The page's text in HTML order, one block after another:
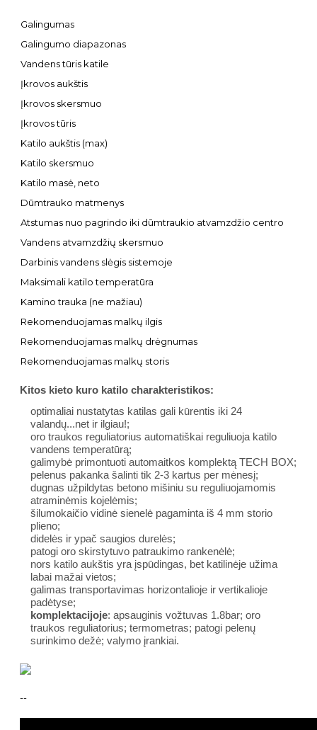
Galingumas
Galingumo diapazonas
Vandens tūris katile
Įkrovos aukštis
Įkrovos skersmuo
Įkrovos tūris
Katilo aukštis (max)
Katilo skersmuo
Katilo masė, neto
Dūmtrauko matmenys
Atstumas nuo pagrindo iki dūmtraukio atvamzdžio centro
Vandens atvamzdžių skersmuo
Darbinis vandens slėgis sistemoje
Maksimali katilo temperatūra
Kamino trauka (ne mažiau)
Rekomenduojamas malkų ilgis
Rekomenduojamas malkų drėgnumas
Rekomenduojamas malkų storis
Kitos kieto kuro katilo charakteristikos:
optimaliai nustatytas katilas gali kūrentis iki 24
valandų...net ir ilgiau!;
oro traukos reguliatorius automatiškai reguliuoja katilo
vandens temperatūrą;
galimybė primontuoti automaitkos komplektą TECH BOX;
pelenus pakanka šalinti tik 2-3 kartus per mėnesį;
dugnas užpildytas betono mišiniu su reguliuojamomis
atraminėmis kojelėmis;
šilumokaičio vidinė sienelė pagaminta iš 4 mm storio
plieno;
didelės ir ypač saugios durelės;
patogi oro skirstytuvo patraukimo rankenėlė;
nors katilo aukštis yra įspūdingas, bet katilinėje užima
labai mažai vietos;
galimas transportavimas horizontalioje ir vertikalioje
padėtyse;
komplektacijoje: apsauginis vožtuvas 1.8bar; oro
traukos reguliatorius; termometras; patogi pelenų
surinkimo dežė; valymo įrankiai.
--